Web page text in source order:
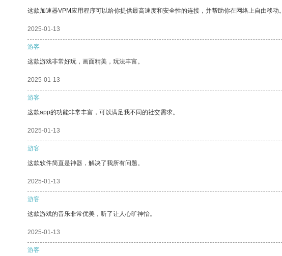
这款加速器VPM应用程序可以给你提供最高速度和安全性的连接，并帮助你在网络上自由移动。
2025-01-13
游客
这款游戏非常好玩，画面精美，玩法丰富。
2025-01-13
游客
这款app的功能非常丰富，可以满足我不同的社交需求。
2025-01-13
游客
这款软件简直是神器，解决了我所有问题。
2025-01-13
游客
这款游戏的音乐非常优美，听了让人心旷神怡。
2025-01-13
游客